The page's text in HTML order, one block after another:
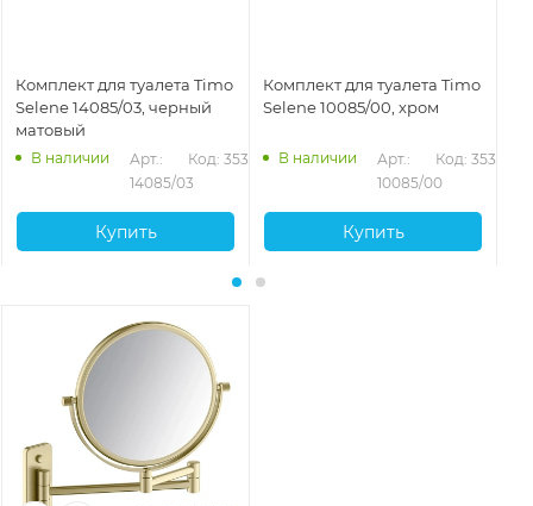
Комплект для туалета Timo
Selene 14085/03, черный
матовый
В наличии
Арт.:
14085/03
Код: 35360
Купить
Комплект для туалета Timo
Selene 10085/00, хром
В наличии
Арт.:
10085/00
Код: 35359
Купить